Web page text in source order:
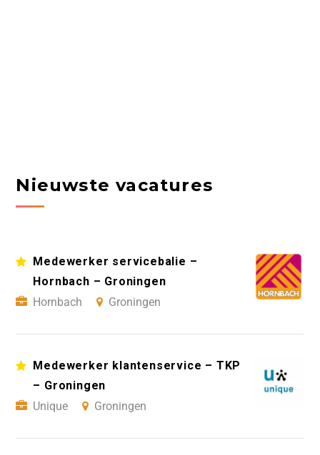
Nieuwste vacatures
Medewerker servicebalie –
Hornbach – Groningen
Hornbach
Groningen
Medewerker klantenservice – TKP
– Groningen
Unique
Groningen